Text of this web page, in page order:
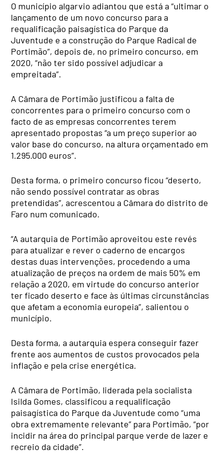
O município algarvio adiantou que está a “ultimar o
lançamento de um novo concurso para a
requalificação paisagística do Parque da
Juventude e a construção do Parque Radical de
Portimão”, depois de, no primeiro concurso, em
2020, “não ter sido possível adjudicar a
empreitada”.
A Câmara de Portimão justificou a falta de
concorrentes para o primeiro concurso com o
facto de as empresas concorrentes terem
apresentado propostas “a um preço superior ao
valor base do concurso, na altura orçamentado em
1.295.000 euros”.
Desta forma, o primeiro concurso ficou “deserto,
não sendo possível contratar as obras
pretendidas”, acrescentou a Câmara do distrito de
Faro num comunicado.
“A autarquia de Portimão aproveitou este revés
para atualizar e rever o caderno de encargos
destas duas intervenções, procedendo a uma
atualização de preços na ordem de mais 50% em
relação a 2020, em virtude do concurso anterior
ter ficado deserto e face às últimas circunstâncias
que afetam a economia europeia”, salientou o
município.
Desta forma, a autarquia espera conseguir fazer
frente aos aumentos de custos provocados pela
inflação e pela crise energética.
A Câmara de Portimão, liderada pela socialista
Isilda Gomes, classificou a requalificação
paisagística do Parque da Juventude como “uma
obra extremamente relevante” para Portimão, “por
incidir na área do principal parque verde de lazer e
recreio da cidade”.